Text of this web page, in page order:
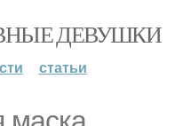
ДЕВУШКИ
статьи